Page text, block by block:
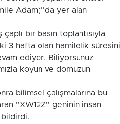
Adam)''da yer alan
bir basın toplantısıyla
3 hafta olan hamilelik süresini
ediyor. Biliyorsunuz
koyun ve domuzun
bilimsel çalışmalarına bu
''XW12Z'' geninin insan
bildirdi.